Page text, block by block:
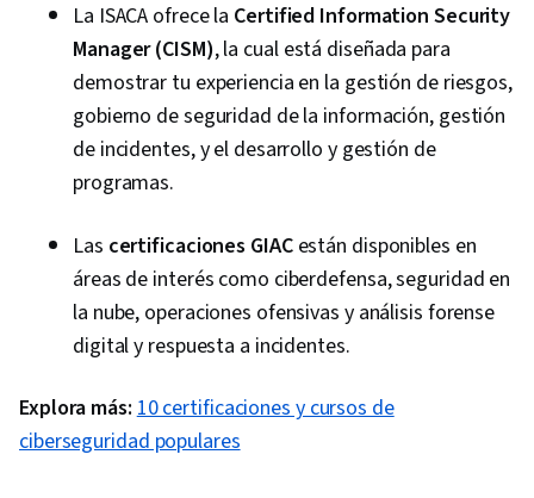
La ISACA ofrece la Certified Information Security
Manager (CISM), la cual está diseñada para
demostrar tu experiencia en la gestión de riesgos,
gobierno de seguridad de la información, gestión
de incidentes, y el desarrollo y gestión de
programas.
Las certificaciones GIACestán disponibles en
áreas de interés como ciberdefensa, seguridad en
la nube, operaciones ofensivas y análisis forense
digital y respuesta a incidentes.
Explora más:10 certificaciones y cursos de
ciberseguridad populares